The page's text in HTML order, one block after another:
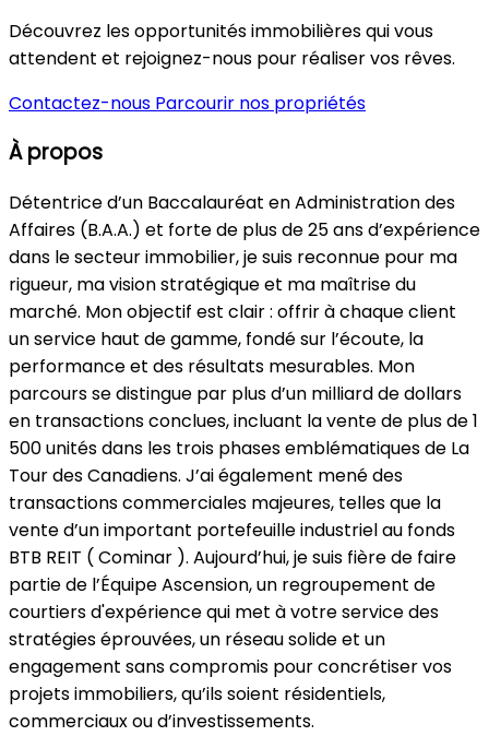
Découvrez les opportunités immobilières qui vous
attendent et rejoignez-nous pour réaliser vos rêves.
Contactez-nous Parcourir nos propriétés
À propos
Détentrice d’un Baccalauréat en Administration des
Affaires (B.A.A.) et forte de plus de 25 ans d’expérience
dans le secteur immobilier, je suis reconnue pour ma
rigueur, ma vision stratégique et ma maîtrise du
marché. Mon objectif est clair : offrir à chaque client
un service haut de gamme, fondé sur l’écoute, la
performance et des résultats mesurables. Mon
parcours se distingue par plus d’un milliard de dollars
en transactions conclues, incluant la vente de plus de 1
500 unités dans les trois phases emblématiques de La
Tour des Canadiens. J’ai également mené des
transactions commerciales majeures, telles que la
vente d’un important portefeuille industriel au fonds
BTB REIT ( Cominar ). Aujourd’hui, je suis fière de faire
partie de l’Équipe Ascension, un regroupement de
courtiers d'expérience qui met à votre service des
stratégies éprouvées, un réseau solide et un
engagement sans compromis pour concrétiser vos
projets immobiliers, qu’ils soient résidentiels,
commerciaux ou d’investissements.